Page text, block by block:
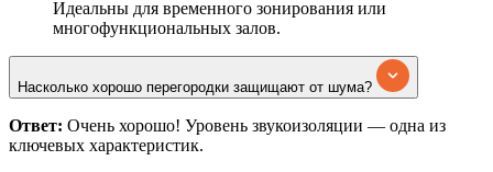
Идеальны для временного зонирования или
многофункциональных залов.
Насколько хорошо перегородки защищают от шума?
Ответ: Очень хорошо! Уровень звукоизоляции — одна из
ключевых характеристик.